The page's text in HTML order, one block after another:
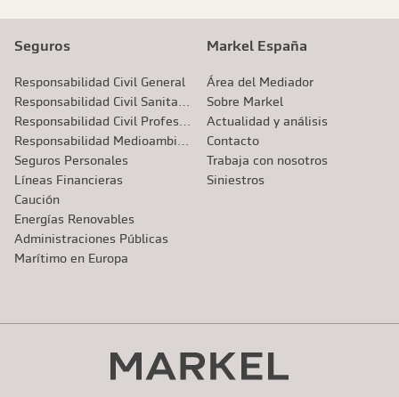
Seguros
Responsabilidad Civil General
Seguros Personales
Líneas Financieras
Caución
Energías Renovables
Administraciones Públicas
Marítimo en Europa
Markel España
Área del Mediador
Sobre Markel
Actualidad y análisis
Contacto
Trabaja con nosotros
Siniestros